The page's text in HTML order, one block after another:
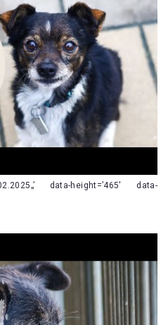
data-height=’465′ data-